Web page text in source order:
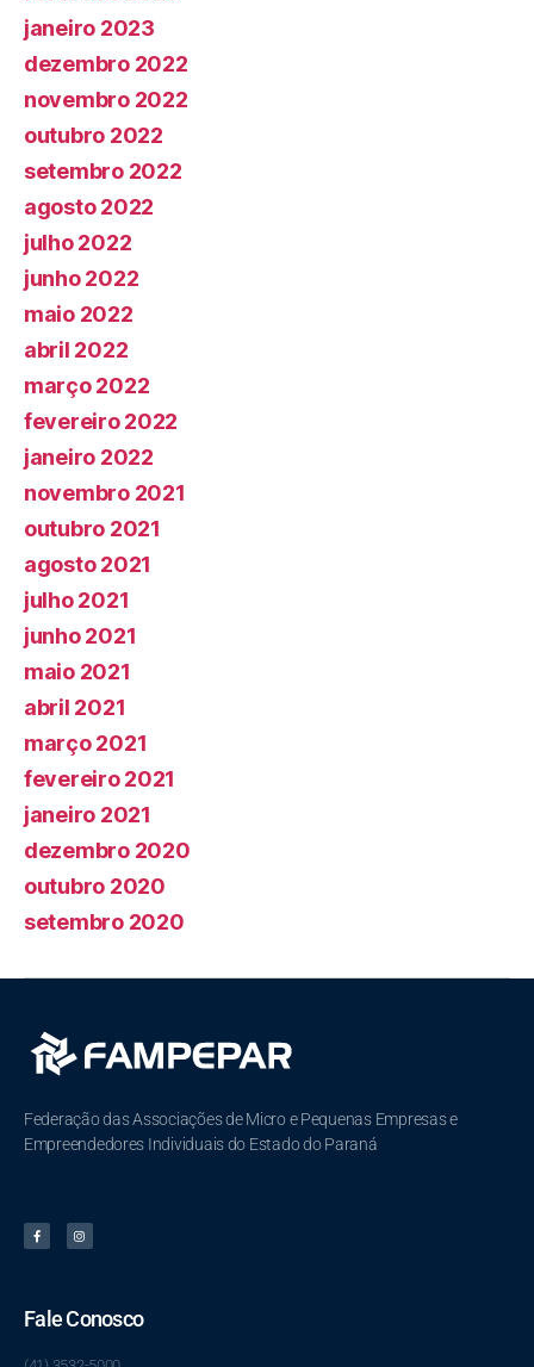
janeiro 2023
dezembro 2022
novembro 2022
outubro 2022
setembro 2022
agosto 2022
julho 2022
junho 2022
maio 2022
abril 2022
março 2022
fevereiro 2022
janeiro 2022
novembro 2021
outubro 2021
agosto 2021
julho 2021
junho 2021
maio 2021
abril 2021
março 2021
fevereiro 2021
janeiro 2021
dezembro 2020
outubro 2020
setembro 2020
Federação das Associações de Micro e Pequenas Empresas e
Empreendedores Individuais do Estado do Paraná
Fale Conosco